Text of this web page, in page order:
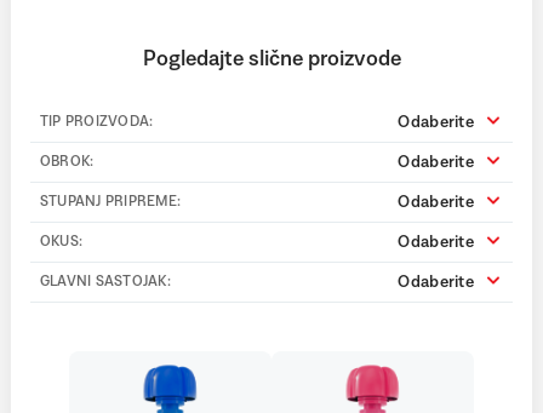
Pogledajte slične proizvode
TIP PROIZVODA: Odaberite
OBROK: Odaberite
STUPANJ PRIPREME: Odaberite
OKUS: Odaberite
GLAVNI SASTOJAK: Odaberite